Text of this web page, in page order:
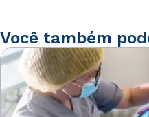
Você também